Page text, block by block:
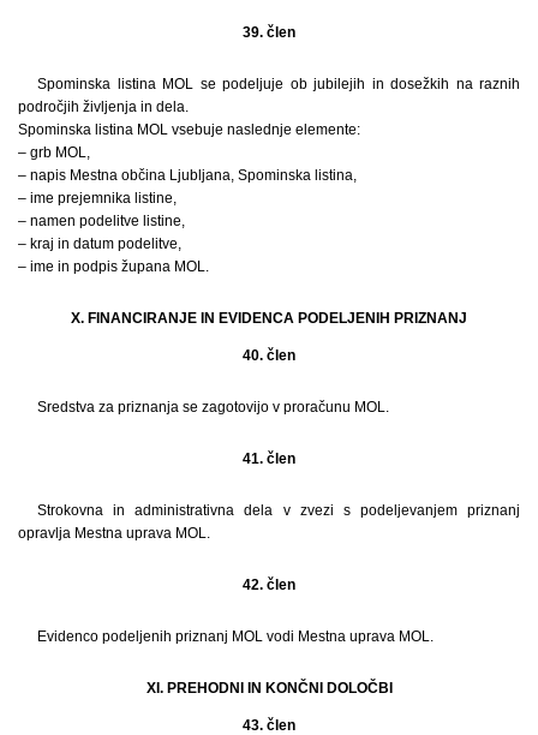
39. člen
Spominska listina MOL se podeljuje ob jubilejih in dosežkih na raznih
področjih življenja in dela.
Spominska listina MOL vsebuje naslednje elemente:
– grb MOL,
– napis Mestna občina Ljubljana, Spominska listina,
– ime prejemnika listine,
– namen podelitve listine,
– kraj in datum podelitve,
– ime in podpis župana MOL.
X. FINANCIRANJE IN EVIDENCA PODELJENIH PRIZNANJ
40. člen
Sredstva za priznanja se zagotovijo v proračunu MOL.
41. člen
Strokovna in administrativna dela v zvezi s podeljevanjem priznanj
opravlja Mestna uprava MOL.
42. člen
Evidenco podeljenih priznanj MOL vodi Mestna uprava MOL.
XI. PREHODNI IN KONČNI DOLOČBI
43. člen